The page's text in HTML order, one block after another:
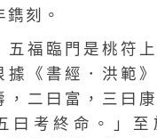
鐫刻。
五福臨門是桃符
據《書經．洪範
，二曰富，三曰
曰考終命。」至